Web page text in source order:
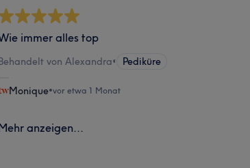
immer alles top
von Alexandra• Pediküre
Monique•vor etwa 1 Monat
anzeigen...